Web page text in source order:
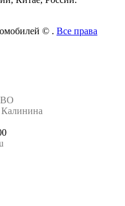
© . Все права